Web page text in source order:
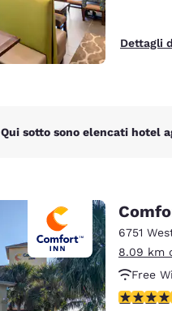
Dettagli
Qui sotto sono elencati hotel
6751
8.09 km
Free